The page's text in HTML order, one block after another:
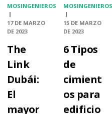
MOSINGENIEROS
17 DE MARZO
DE 2023
The
Link
Dubái:
El
mayor
MOSINGENIEROS
15 DE MARZO
DE 2023
6 Tipos
de
cimient
os para
edificio